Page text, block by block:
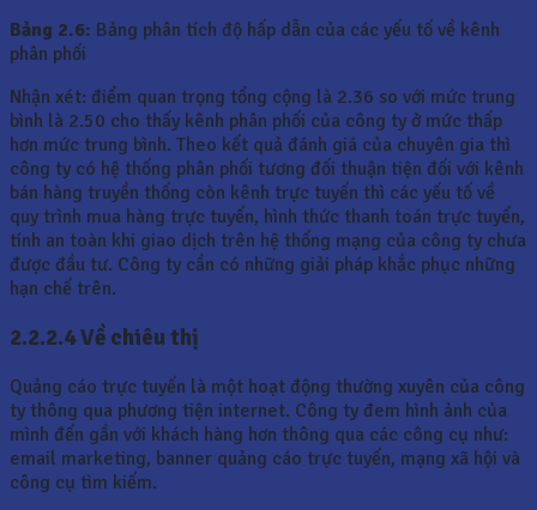
Bảng 2.6: Bảng phân tích độ hấp dẫn của các yếu tố về kênh
phân phối
Nhận xét: điểm quan trọng tổng cộng là 2.36 so với mức trung
bình là 2.50 cho thấy kênh phân phối của công ty ở mức thấp
hơn mức trung bình. Theo kết quả đánh giá của chuyên gia thì
công ty có hệ thống phân phối tương đối thuận tiện đối với kênh
bán hàng truyền thống còn kênh trực tuyến thì các yếu tố về
quy trình mua hàng trực tuyến, hình thức thanh toán trực tuyến,
tính an toàn khi giao dịch trên hệ thống mạng của công ty chưa
được đầu tư. Công ty cần có những giải pháp khắc phục những
hạn chế trên.
2.2.2.4 Về chiêu thị
Quảng cáo trực tuyến là một hoạt động thường xuyên của công
ty thông qua phương tiện internet. Công ty đem hình ảnh của
mình đến gần với khách hàng hơn thông qua các công cụ như:
email marketing, banner quảng cáo trực tuyến, mạng xã hội và
công cụ tìm kiếm.